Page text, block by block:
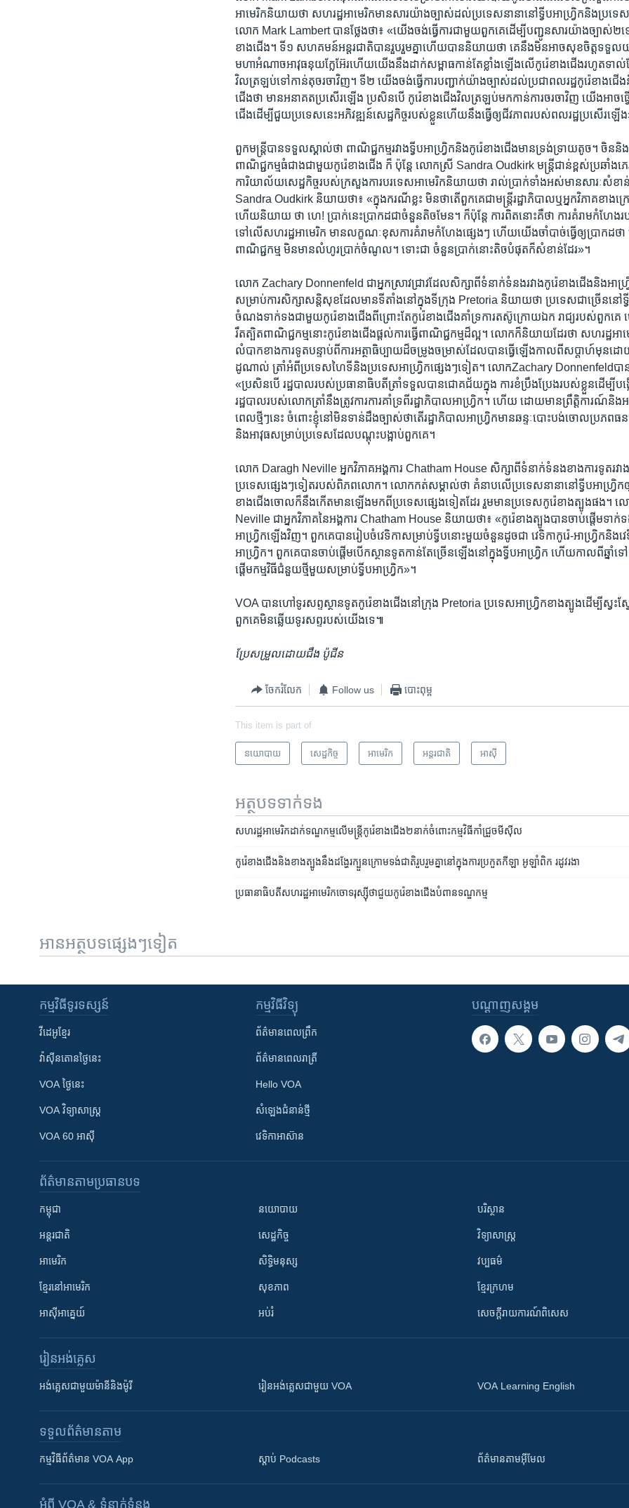
អាមេរិក​និយាយថា សហរដ្ឋ​អាមេរិក​មាន​សារ​យ៉ាង​ច្បាស់​ដល់​ប្រទេសនានា​នៅ​ទ្វីប​អាហ្វ្រិក​និង​ប្រទេស​
លោក Mark Lambert ​បាន​ថ្លែងថា៖ «យើង​ចង់​ធ្វើ​ការ​ជាមួយ​ពួកគេ​ដើម្បី​បញ្ជូន​សារ​យ៉ាង​ច្បាស់២​ទ
ខាង​ជើង។ ទី១ ​សហគមន៍​អន្តរជាតិ​បាន​រួប​រួម​គ្នា​ហើយ​បាន​និយាយថា ​គេ​នឹង​មិន​អាច​សុខចិត្ត​ទទួល​យ
មហា​អំណាច​អាវុធ​នុយក្លែអ៊ែរ​ហើយ​យើងនឹងដាក់​សម្ពាធ​កាន់​តែ​ខ្លាំង​ឡើងលើ​កូរ៉េខាង​ជើង​រហូតទាល់​
វិលត្រឡប់​ទៅកាន់​តុចរចា​វិញ។ ទី២ យើង​ចង់​ធ្វើ​ការ​បញ្ជាក់​យ៉ាង​ច្បាស់​ដល់​ប្រជាពលរដ្ឋ​កូរ៉េខាង​ជើង​
ជើង​ថា ​មាន​អនាគត​ប្រសើរ​ឡើង ​ប្រសិន​បើ​ កូរ៉េខាង​ជើង​វិល​ត្រឡប់​មក​កាន់​ការចរចា​វិញ ​យើង​អាច​ធ្វ
ជើង​ដើម្បី​ជួយប្រទេស​នេះ​អភិវឌ្ឍន៍​សេដ្ឋ​កិច្ច​របស់​ខ្លួន​ហើយ​នឹង​ធ្វើ​ឲ្យ​ជីវភាព​របស់​ពលរដ្ឋ​ប្រសើរ​ឡើ
ពួក​មន្រ្តីបាន​ទទួល​ស្គាល់​ថា ​ពាណិជ្ជកម្ម​រវាង​ទ្វីប​អាហ្វ្រិក​និង​កូរ៉េខាង​ជើង​មាន​ទ្រង់​ទ្រាយ​តូច។ ចិន​និ
ពាណិជ្ជកម្ម​ធំជាង​ជាមួយ​កូរ៉េខាង​ជើង ក៏ ប៉ុន្តែ លោកស្រី Sandra Oudkirk មន្រ្តី​ជាន់​ខ្ពស់​ប្រឆាំង​ភេ
ការិយាល័យ​សេដ្ឋ​កិច្ច​របស់​ក្រសួងការ​បរទេស​អាមេរិក​និយាយថា រាល់ប្រាក់​ទាំង​អស់​មាន​សារៈ​សំខ
Sandra Oudkirk និយាយ​ថា៖ «ក្នុង​ករណី​ខ្លះ មិន​ថា​តើ​ពួកគេ​ជា​មន្រ្តី​រដ្ឋាភិបាលឬ​អ្នក​វិភាគ​ខាង​
ហើយ​និយាយ​ ថា ហេ! ប្រាក់​នេះ​ប្រាកដ​ជាចំនួន​តិច​មែន។ ក៏ប៉ុន្តែ ​ការ​ពិត​នោះ​គឺថា ​ការ​គំរាម​កំហែង​រ
ទៅលើ​សហរដ្ឋ​អាមេរិក​ មាន​លក្ខណៈ​ខុសការគំរាម​កំហែង​ផ្សេងៗ​ ​ហើយ​យើង​ចាំ​បាច់​ធ្វើ​ឲ្យ​ប្រាកដ​ថ
ពាណិជ្ជកម្ម ​មិនមាន​លំហូរ​ប្រាក់​ចំណូល។ ទោះ​ជា ​ចំនួន​ប្រាក់​នោះ​តិច​បំផុតក៏​សំខាន់​ដែរ‍»។
លោក Zachary Donnenfeld ជា​អ្នក​ស្រាវ​ជ្រាវ​ដែល​សិក្សា​ពី​ទំនាក់​ទំនង​រវាង​កូរ៉េ​ខាង​ជើង​និង​អាហ្រ្
សម្រាប់​ការ​សិក្សា​សន្តិសុខ​ដែល​មាន​ទីតាំង​នៅ​ក្នុង​ទីក្រុង Pretoria ​និយាយថា ​ប្រទេស​ជា​ច្រើន​នៅទ្វីប​
ចំណង​ទាក់​ទង​ជាមួយ​កូរ៉េខាង​ជើង​ពីព្រោះ​តែ​កូរ៉េខាង​ជើងគាំទ្រ​ការ​តស៊ូ​ក្រោយ​ឯក រាជ្យ​របស់​ពួកគេ
រឹតត្បិត​ពាណិជ្ជកម្ម​នោះកូរ៉េខាង​ជើង​ផ្តល់​ការ​ធ្វើ​ពាណិជ្ជកម្ម​ដ៏ល្អ។​ លោក​ក៏​និយាយដែរថា ​សហរដ្ឋ​អា
លំបាក​ខាង​ការទូត​បន្ទាប់​ពី​ការ​អត្ថា​ធិប្បាយ​ដ៏​ចម្រូង​ចម្រាស់​ដែល​បាន​ធ្វើ​ឡើង​កាល​ពី​សប្តាហ៍​មុន​ដ
ដូណាល់ ​ត្រាំ​អំពី​ប្រទេស​ហៃទី​និង​ប្រទេស​អាហ្វ្រិក​ផ្សេងៗ​ទៀត។ លោកZachary Donnenfeldប
«ប្រសិនបើ រដ្ឋបាល​របស់​ប្រធានា​ធិបតី​ត្រាំ​ទទួល​បាន​ជោគជ័យ​ក្នុង ការ​ខំ​ប្រឹង​ប្រែង​របស់​ខ្លួន​ដើម្បី​បង្ក
រដ្ឋបាល​របស់​លោក​ត្រាំ​នឹង​ត្រូវការ​ការគាំទ្រ​ពី​រដ្ឋាភិបាល​អាហ្វ្រិក។ ​ហើយ ​ដោយ​មាន​ព្រឹត្តិការណ៍និង​
ពេល​ថ្មី​ៗ​នេះ ចំពោះ​ខ្ញុំ​នៅ​មិន​ទាន់​ដឹង​ច្បាស់​ថា​តើ​រដ្ឋាភិ​បាល​អាហ្វ្រិក​មាន​ឆន្ទៈ​បោះ​បង់ចោល​ប្រភព​ធ
និង​អាវុធ​សម្រាប់​ប្រទេស​ដែល​បណ្តុះ​បង្អាប់​ពួកគេ‍​។
លោក Daragh Neville អ្នក​វិភាគ​អង្គការ Chatham House សិក្សា​ពីទំនាក់​ទំនង​ខាង​ការទូត​រវា
ប្រទេស​ផ្សេង​ៗ​ទៀត​របស់​ពិភព​លោក។ លោក​កត់​សម្គាល់​ថា ​គំនាប​លើ​ប្រទេស​នានា​នៅ​ទ្វីប​អាហ្រ្វិក​ឲ្យ​
ខាង​ជើង​ចោល​ក៏​នឹង​កើត​មាន​ឡើង​មក​ពី​ប្រទេស​ផ្សេង​ទៀត​ដែរ ​រួមមាន​ប្រទេស​កូរ៉េ​ខាង​ត្បូងផង។
Neville ជា​អ្នក​វិភាគនៃ​អង្គការ Chatham House និយាយថា៖ «កូរ៉េខាង​ត្បូង​បាន​ចាប់​ផ្តើមទាក់​
អាហ្វ្រិក​ឡើង​វិញ។ ពួកគេ​បាន​រៀបចំ​វេទិកា​សម្រាប់​ទ្វីប​នោះ​មួយ​ចំនួន​ដូចជា វេទិកា​កូរ៉េ​-អាហ្វ្រិកនិង​វេទិ
អាហ្វ្រិក។​ ពួកគេ​បាន​ចាប់​ផ្តើម​បើក​ស្ថានទូត​កាន់​តែ​ច្រើន​ឡើង​នៅ​ក្នុង​ទ្វីប​អាហ្វ្រិក ហើយកាលពី​ឆ្នាំ​ទ
ផ្តើម​កម្មវិធី​ជំនួយ​ថ្មី​មួយ​សម្រាប់​ទ្វីប​អាហ្វ្រិក‍»។ ​
VOA បាន​ហៅ​ទូរសព្ទ​ស្ថាន​ទូត​កូរ៉េ​ខាង​ជើង​នៅក្រុង Pretoria ប្រទេស​អាហ្វ្រិក​ខាង​ត្បូង​ដើម្បី​ស្វះស្វ
ពួកគេ​មិន​ឆ្លើយទូរសព្ទ​របស់​យើង​ទេ៕
ប្រែ​សម្រួល​ដោយ​ជឹង ប៉ូជីន
ចែករំលែក Follow us បោះពុម្ព
This item is part of
នយោបាយ សេដ្ឋកិច្ច អាមេរិក​ អន្តរជាតិ អាស៊ី
អត្ថបទ​ទាក់ទង
សហរដ្ឋ​អាមេរិក​ដាក់​ទណ្ឌកម្ម​លើ​មន្ត្រី​កូរ៉េខាង​ជើង​២​នាក់​ចំពោះ​កម្មវិធី​កាំជ្រួច​មីស៊ីល
កូរ៉េ​ខាងជើង​និង​ខាង​ត្បូង​នឹង​ដង្ហែរ​ក្បួន​ក្រោម​ទង់ជាតិ​រួបរួម​គ្នា​នៅ​ក្នុង​ការ​ប្រកួត​កីឡា អូឡាំពិក​ រដូវ​រងា
ប្រធានាធិបតី​សហរដ្ឋអាមេរិក​ចោទ​រុស្ស៊ី​ថា​ជួយ​កូរ៉េខាងជើង​បំពាន​ទណ្ឌកម្ម
អានអត្ថបទផ្សេងៗទៀត
បណ្តាញ​សង្គម
កម្មវិធី​ទូរទស្សន៍
វីដេអូ​ខ្មែរ
វ៉ាស៊ីនតោន​ថ្ងៃ​នេះ
VOA ថ្ងៃនេះ
VOA ​វិទ្យាសាស្ត្រ
VOA 60 អាស៊ី
កម្មវិធី​វិទ្យុ
ព័ត៌មាន​ពេល​ព្រឹក
ព័ត៌មាន​​ពេល​រាត្រី
Hello VOA
សំឡេង​ជំនាន់​ថ្មី
វេទិកា​អាស៊ាន
ព័ត៌មាន​តាមប្រធានបទ​
កម្ពុជា
អន្តរជាតិ
អាមេរិក
ខ្មែរ​នៅអាមេរិក
អាស៊ីអាគ្នេយ៍
នយោបាយ
សេដ្ឋកិច្ច
សិទ្ធិមនុស្ស
សុខភាព
អប់រំ
បរិស្ថាន
វិទ្យាសាស្រ្ត
វប្បធម៌
ខ្មែរក្រហម
សេចក្តីរាយការណ៍ពិសេស
រៀន​​អង់គ្លេស
អង់គ្លេស​ជាមួយ​ម៉ានី​និង​ម៉ូរី រៀន​​​​​​អង់គ្លេស​​ជាមួយ VOA VOA Learning English
ទទួល​ព័ត៌មាន​តាម
កម្មវិធី​ព័ត៌មាន VOA App ស្តាប់ Podcasts ព័ត៌មាន​តាម​អ៊ីមែល
អំពី​ VOA & ទំនាក់ទំនង